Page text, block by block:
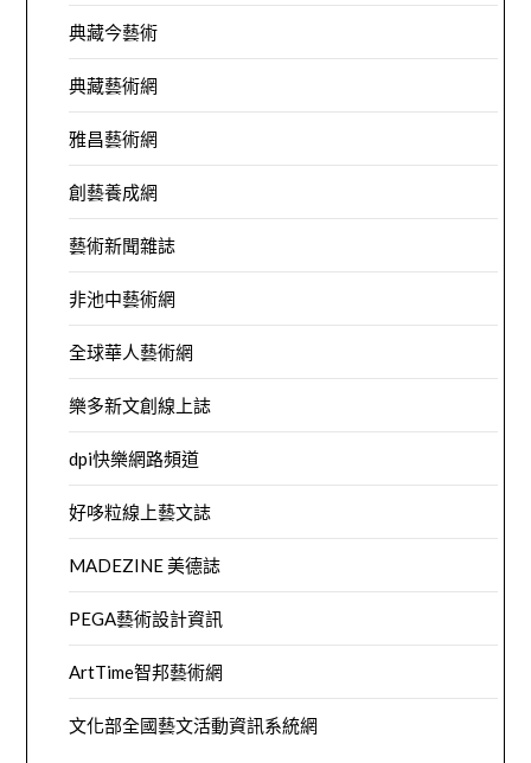
典藏今藝術
典藏藝術網
雅昌藝術網
創藝養成網
藝術新聞雜誌
非池中藝術網
全球華人藝術網
樂多新文創線上誌
dpi快樂網路頻道
好哆粒線上藝文誌
MADEZINE 美德誌
PEGA藝術設計資訊
ArtTime智邦藝術網
文化部全國藝文活動資訊系統網